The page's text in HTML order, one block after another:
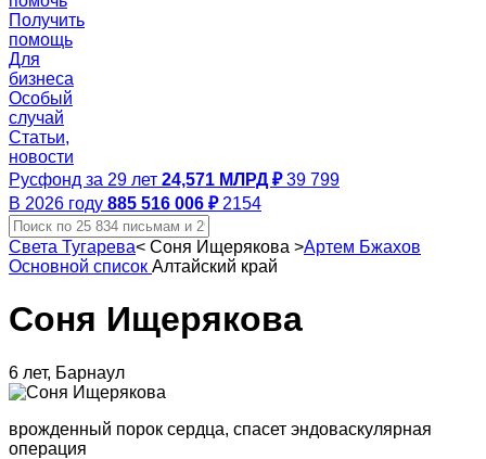
Получить
помощь
Для
бизнеса
Особый
случай
Статьи,
новости
Русфонд за 29 лет 24,571 МЛРД ₽ 39 799
В 2026 году 885 516 006 ₽ 2154
Света Тугарева< Соня Ищерякова >Артем Бжахов
Основной список Алтайский край
Соня Ищерякова
6 лет, Барнаул
врожденный порок сердца, спасет эндоваскулярная
операция